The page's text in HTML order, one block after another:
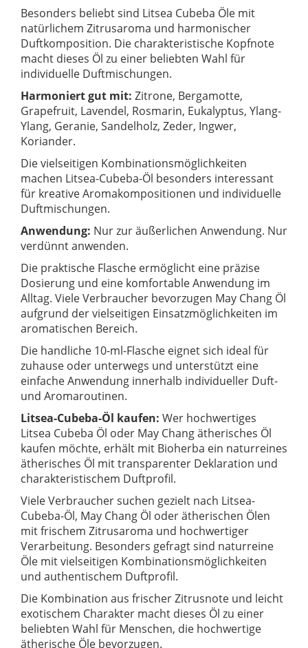
Besonders beliebt sind Litsea Cubeba Öle mit
natürlichem Zitrusaroma und harmonischer
Duftkomposition. Die charakteristische Kopfnote
macht dieses Öl zu einer beliebten Wahl für
individuelle Duftmischungen.
Harmoniert gut mit: Zitrone, Bergamotte,
Grapefruit, Lavendel, Rosmarin, Eukalyptus, Ylang-
Ylang, Geranie, Sandelholz, Zeder, Ingwer,
Koriander.
Die vielseitigen Kombinationsmöglichkeiten
machen Litsea-Cubeba-Öl besonders interessant
für kreative Aromakompositionen und individuelle
Duftmischungen.
Anwendung: Nur zur äußerlichen Anwendung. Nur
verdünnt anwenden.
Die praktische Flasche ermöglicht eine präzise
Dosierung und eine komfortable Anwendung im
Alltag. Viele Verbraucher bevorzugen May Chang Öl
aufgrund der vielseitigen Einsatzmöglichkeiten im
aromatischen Bereich.
Die handliche 10-ml-Flasche eignet sich ideal für
zuhause oder unterwegs und unterstützt eine
einfache Anwendung innerhalb individueller Duft-
und Aromaroutinen.
Litsea-Cubeba-Öl kaufen: Wer hochwertiges
Litsea Cubeba Öl oder May Chang ätherisches Öl
kaufen möchte, erhält mit Bioherba ein naturreines
ätherisches Öl mit transparenter Deklaration und
charakteristischem Duftprofil.
Viele Verbraucher suchen gezielt nach Litsea-
Cubeba-Öl, May Chang Öl oder ätherischen Ölen
mit frischem Zitrusaroma und hochwertiger
Verarbeitung. Besonders gefragt sind naturreine
Öle mit vielseitigen Kombinationsmöglichkeiten
und authentischem Duftprofil.
Die Kombination aus frischer Zitrusnote und leicht
exotischem Charakter macht dieses Öl zu einer
beliebten Wahl für Menschen, die hochwertige
ätherische Öle bevorzugen.